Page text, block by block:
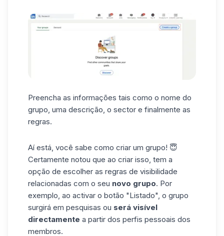
Preencha as informações tais como o nome do
grupo, uma descrição, o sector e finalmente as
regras.
Aí está, você sabe como criar um grupo! 😇
Certamente notou que ao criar isso, tem a
opção de escolher as regras de visibilidade
relacionadas com o seu novo grupo. Por
exemplo, ao activar o botão "Listado", o grupo
surgirá em pesquisas ou será visível
directamente a partir dos perfis pessoais dos
membros.